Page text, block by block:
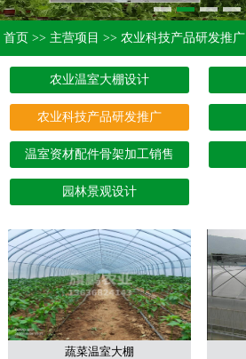
首页 >> 主营项目 >> 农业科技产品研发推广
农业温室大棚设计
农业科技产品研发推广
温室资材配件骨架加工销售
园林景观设计
蔬菜温室大棚